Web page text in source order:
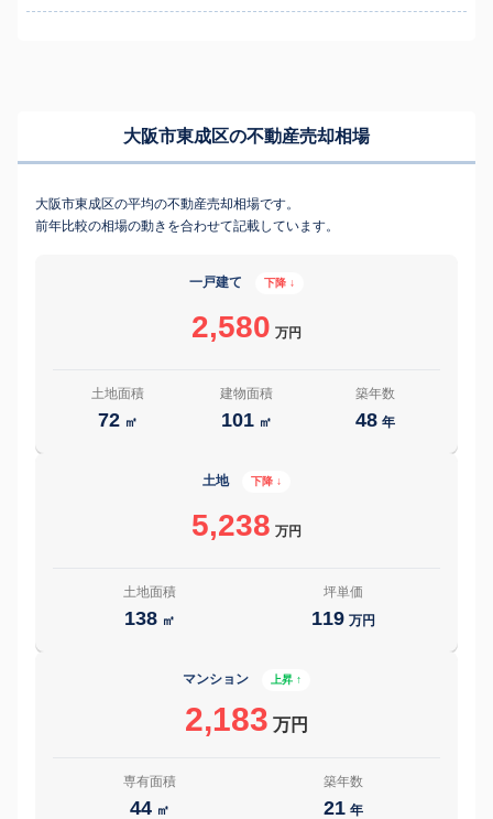
大阪市東成区の不動産売却相場
大阪市東成区の平均の不動産売却相場です。
前年比較の相場の動きを合わせて記載しています。
一戸建て 下降 ↓
2,580 万円
土地面積
72 ㎡
建物面積
101 ㎡
築年数
48 年
土地 下降 ↓
5,238 万円
土地面積
138 ㎡
坪単価
119 万円
マンション 上昇 ↑
2,183 万円
専有面積
44 ㎡
築年数
21 年